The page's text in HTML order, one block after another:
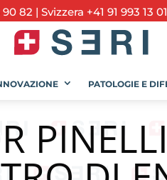
90 82 | Svizzera +41 91 993 13 01
PATOLOGIE E